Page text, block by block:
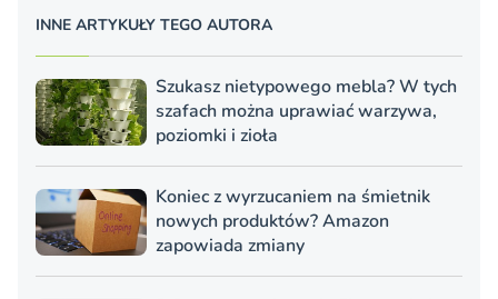
INNE ARTYKUŁY TEGO AUTORA
Szukasz nietypowego mebla? W tych
szafach można uprawiać warzywa,
poziomki i zioła
Koniec z wyrzucaniem na śmietnik
nowych produktów? Amazon
zapowiada zmiany